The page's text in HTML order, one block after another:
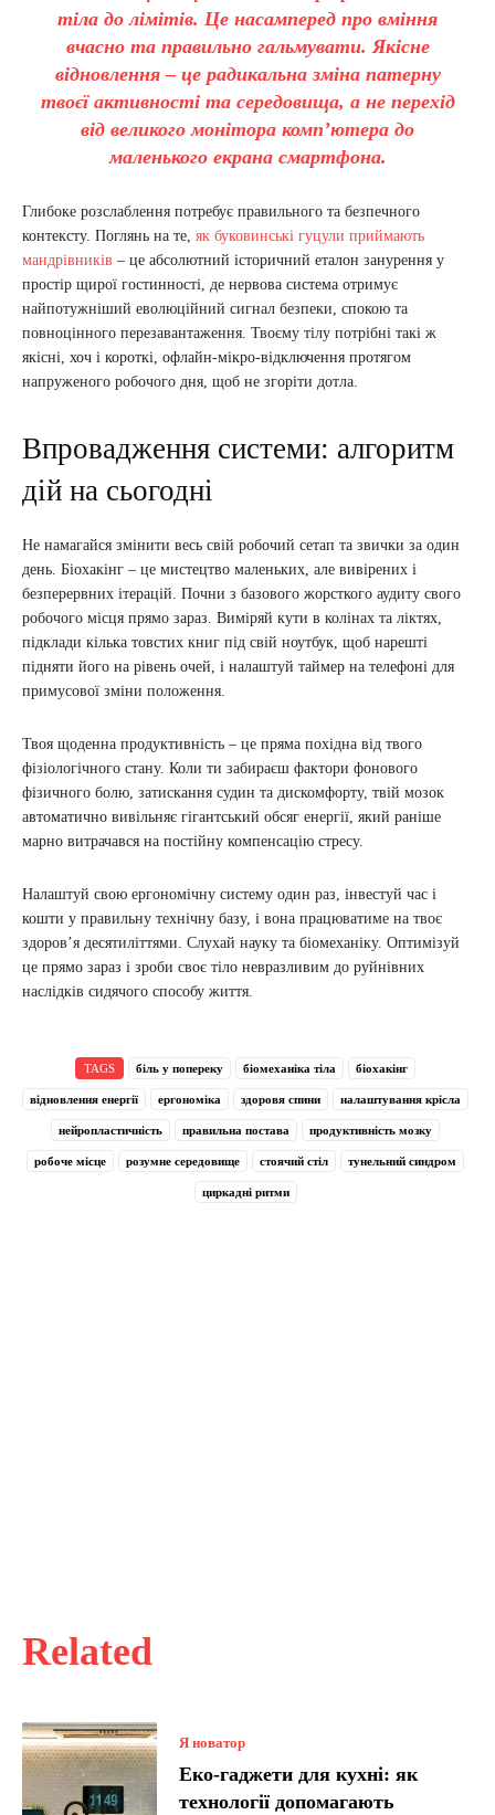
Related
Я новатор
Еко-гаджети для кухні: як
технології допомагають
тіла до лімітів. Це насамперед про вміння
вчасно та правильно гальмувати. Якісне
відновлення – це радикальна зміна патерну
твоєї активності та середовища, а не перехід
від великого монітора комп’ютера до
маленького екрана смартфона.
Глибоке розслаблення потребує правильного та безпечного
контексту. Поглянь на те, як буковинські гуцули приймають
мандрівників – це абсолютний історичний еталон занурення у
простір щирої гостинності, де нервова система отримує
найпотужніший еволюційний сигнал безпеки, спокою та
повноцінного перезавантаження. Твоєму тілу потрібні такі ж
якісні, хоч і короткі, офлайн-мікро-відключення протягом
напруженого робочого дня, щоб не згоріти дотла.
Впровадження системи: алгоритм
дій на сьогодні
Не намагайся змінити весь свій робочий сетап та звички за один
день. Біохакінг – це мистецтво маленьких, але вивірених і
безперервних ітерацій. Почни з базового жорсткого аудиту свого
робочого місця прямо зараз. Виміряй кути в колінах та ліктях,
підклади кілька товстих книг під свій ноутбук, щоб нарешті
підняти його на рівень очей, і налаштуй таймер на телефоні для
примусової зміни положення.
Твоя щоденна продуктивність – це пряма похідна від твого
фізіологічного стану. Коли ти забираєш фактори фонового
фізичного болю, затискання судин та дискомфорту, твій мозок
автоматично вивільняє гігантський обсяг енергії, який раніше
марно витрачався на постійну компенсацію стресу.
Налаштуй свою ергономічну систему один раз, інвестуй час і
кошти у правильну технічну базу, і вона працюватиме на твоє
здоров’я десятиліттями. Слухай науку та біомеханіку. Оптимізуй
це прямо зараз і зроби своє тіло невразливим до руйнівних
наслідків сидячого способу життя.
TAGS біль у попереку біомеханіка тіла біохакінг
відновлення енергії ергономіка здоровя спини налаштування крісла
нейропластичність правильна постава продуктивність мозку
робоче місце розумне середовище стоячий стіл тунельний синдром
циркадні ритми